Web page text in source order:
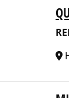
AG &